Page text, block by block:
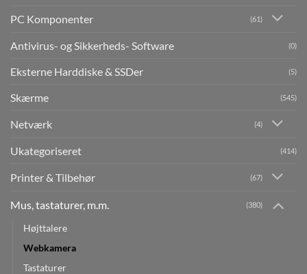
PC Komponenter (61)
Antivirus- og Sikkerheds- Software (0)
Eksterne Harddiske & SSDer (5)
Skærme (545)
Netværk (4)
Ukategoriseret (414)
Printer & Tilbehør (67)
Mus, tastaturer, m.m. (380)
Højttalere
Webkamera
Tastaturer